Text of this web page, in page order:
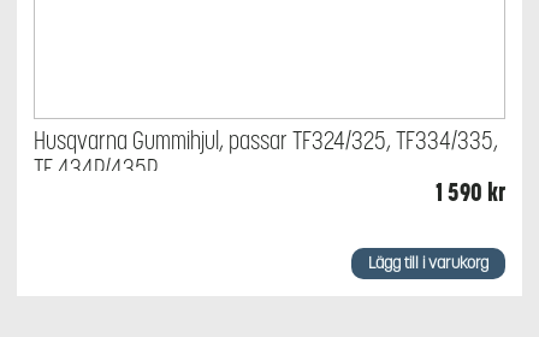
Husqvarna Gummihjul, passar TF324/325, TF334/335,
TF 434P/435P
1 590 kr
Lägg till i varukorg